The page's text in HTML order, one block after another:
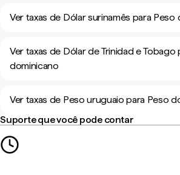
Ver taxas de Dólar surinamês para Peso
Ver taxas de Dólar de Trinidad e Tobago
dominicano
Ver taxas de Peso uruguaio para Peso
Suporte que você pode contar